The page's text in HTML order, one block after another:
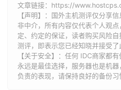
文章链接： https://
【声明】：国外主机测评仅分享
非中介，所有内容仅代表个人观
定、约定的保证，读者购买风险
测评，即表示您已经知晓并接受了
【关于安全】：任何 IDC商家都
永远是最佳选择，服务器也是机
负责的表现，请保持良好的备份习